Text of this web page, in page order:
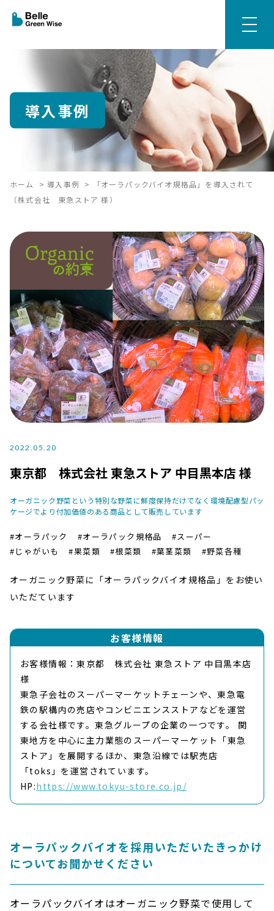
導入事例
ホーム >導入事例 >
「オーラパックバイオ規格品」を導入されて
（株式会社 東急ストア 様）
2022.05.20
東京都 株式会社 東急ストア 中目黒本店 様
オーガニック野菜という特別な野菜に鮮度保持だけでなく環境配慮型パッ
ケージでより付加価値のある商品として販売しています
#オーラパック #オーラパック規格品
#スーパー
#じゃがいも
#果菜類 #根菜類 #葉茎菜類 #野菜各種
オーガニック野菜に「オーラパックバイオ規格品」をお使い
いただています
お客様情報
お客様情報：東京都 株式会社 東急ストア 中目黒本店
様
東急子会社のスーパーマーケットチェーンや、東急電
鉄の駅構内の売店やコンビニエンスストアなどを運営
する会社様です。東急グループの企業の一つです。 関
東地方を中心に主力業態のスーパーマーケット「東急
ストア」を展開するほか、東急沿線では駅売店
「toks」を運営されています。
HP:https://www.tokyu-store.co.jp/
オーラパックバイオを採用いただいたきっかけ
についてお聞かせください
オーラパックバイオはオーガニック野菜で使用して